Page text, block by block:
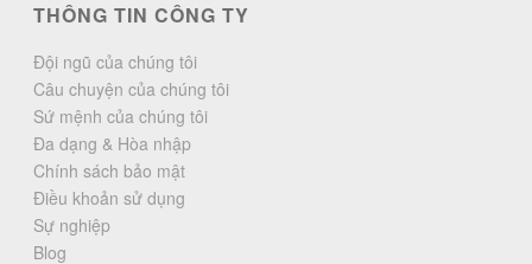
THÔNG TIN CÔNG TY
Đội ngũ của chúng tôi
Câu chuyện của chúng tôi
Sứ mệnh của chúng tôi
Đa dạng & Hòa nhập
Chính sách bảo mật
Điều khoản sử dụng
Sự nghiệp
Blog